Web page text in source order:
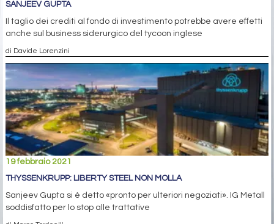
SANJEEV GUPTA
Il taglio dei crediti al fondo di investimento potrebbe avere effetti
anche sul business siderurgico del tycoon inglese
di Davide Lorenzini
19 febbraio 2021
THYSSENKRUPP: LIBERTY STEEL NON MOLLA
Sanjeev Gupta si è detto «pronto per ulteriori negoziati». IG Metall
soddisfatto per lo stop alle trattative